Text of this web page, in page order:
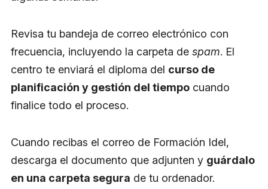
Revisa tu bandeja de correo electrónico con
frecuencia, incluyendo la carpeta de spam. El
centro te enviará el diploma del curso de
planificación y gestión del tiempo cuando
finalice todo el proceso.
Cuando recibas el correo de Formación Idel,
descarga el documento que adjunten y guárdalo
en una carpeta segura de tu ordenador.